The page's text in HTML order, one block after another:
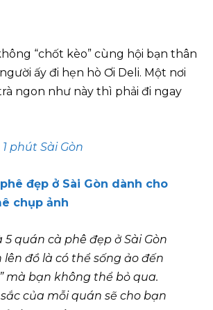
“chốt kèo” cùng hội bạn thân
ấy đi hẹn hò Ơi Deli. Một nơi
ngon như này thì phải đi ngay
1 phút Sài Gòn
đẹp ở Sài Gòn dành cho
chụp ảnh
5 quán cà phê đẹp ở Sài Gòn
lên đồ là có thể sống ảo đến
mà bạn không thể bỏ qua.
của mỗi quán sẽ cho bạn